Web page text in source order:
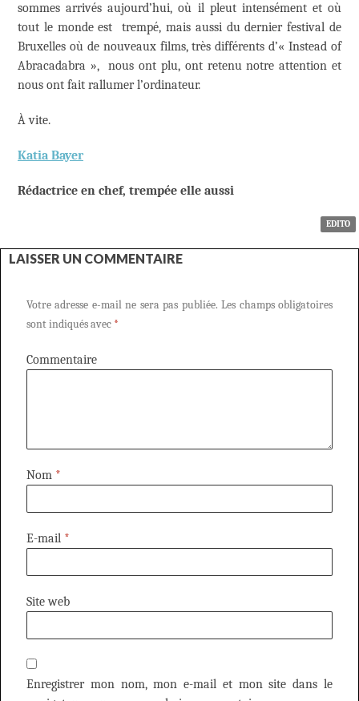
sommes arrivés aujourd’hui, où il pleut intensément et où
tout le monde est trempé, mais aussi du dernier festival de
Bruxelles où de nouveaux films, très différents d’« Instead of
Abracadabra », nous ont plu, ont retenu notre attention et
nous ont fait rallumer l’ordinateur.
À vite.
Katia Bayer
Rédactrice en chef, trempée elle aussi
EDITO
LAISSER UN COMMENTAIRE
Votre adresse e-mail ne sera pas publiée. Les champs obligatoires
sont indiqués avec *
Commentaire
Nom *
E-mail *
Site web
Enregistrer mon nom, mon e-mail et mon site dans le